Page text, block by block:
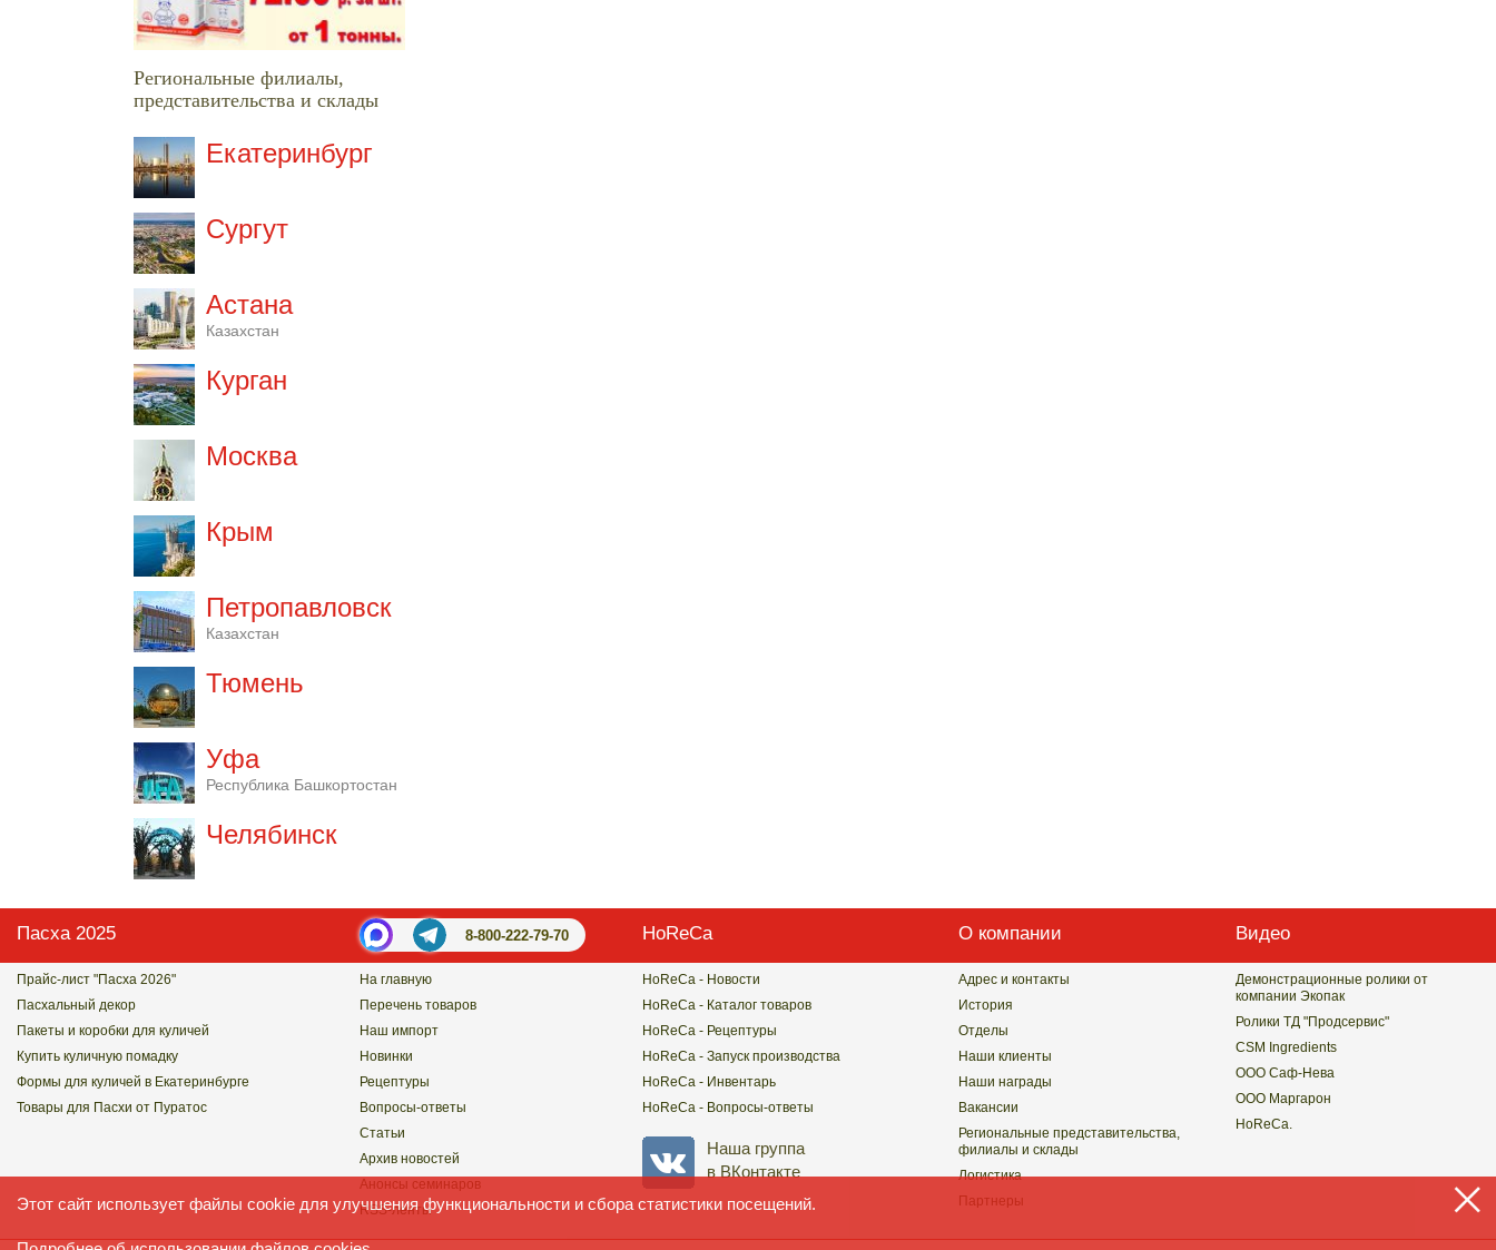
Региональные филиалы,
представительства и склады
Екатеринбург
Сургут
Астана
Казахстан
Курган
Москва
Крым
Петропавловск
Казахстан
Тюмень
Уфа
Республика Башкортостан
Челябинск
Пасха 2025 8-800-222-79-70 HoReCa О компании Видео
Прайс-лист "Пасха 2026"
Пасхальный декор
Пакеты и коробки для куличей
Купить куличную помадку
Формы для куличей в Екатеринбурге
Товары для Пасхи от Пуратос
На главную
Перечень товаров
Наш импорт
Новинки
Рецептуры
Вопросы-ответы
Статьи
Архив новостей
Анонсы семинаров
RSS-ленты
HoReCa - Новости
HoReCa - Каталог товаров
HoReCa - Рецептуры
HoReCa - Запуск производства
HoReCa - Инвентарь
HoReCa - Вопросы-ответы
Наша группа
в ВКонтакте
Адрес и контакты
История
Отделы
Наши клиенты
Наши награды
Вакансии
Региональные представительства,
филиалы и склады
Логистика
Партнеры
Демонстрационные ролики от
компании Экопак
Ролики ТД "Продсервис"
CSM Ingredients
ООО Саф-Нева
ООО Маргарон
HoReCa.
Этот сайт использует файлы cookie для улучшения функциональности и сбора статистики посещений.